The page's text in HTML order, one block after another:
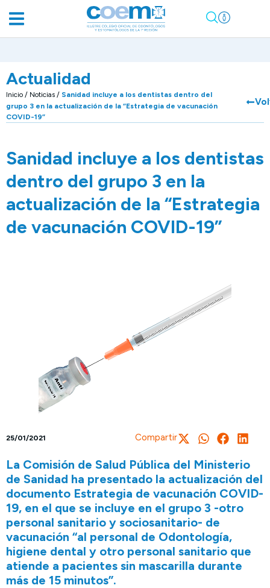
Actualidad
Inicio / Noticias / Sanidad incluye a los dentistas dentro del
grupo 3 en la actualización de la “Estrategia de vacunación
COVID-19”
Sanidad incluye a los dentistas
dentro del grupo 3 en la
actualización de la “Estrategia
de vacunación COVID-19”
25/01/2021 Compartir
La Comisión de Salud Pública del Ministerio
de Sanidad ha presentado la actualización del
documento Estrategia de vacunación COVID-
19, en el que se incluye en el grupo 3 -otro
personal sanitario y sociosanitario- de
vacunación “al personal de Odontología,
higiene dental y otro personal sanitario que
atiende a pacientes sin mascarilla durante
más de 15 minutos”.